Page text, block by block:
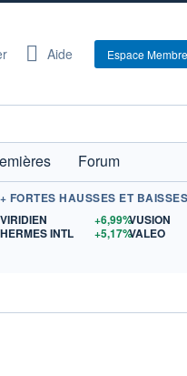
Aide Espace Membre
Forum
VIRIDIEN
+6,99%
HERMES INTL
+5,17%
VUSION
VALEO